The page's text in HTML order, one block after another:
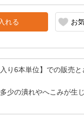
れる お
り6本単位】での販売と
少の潰れやへこみが生